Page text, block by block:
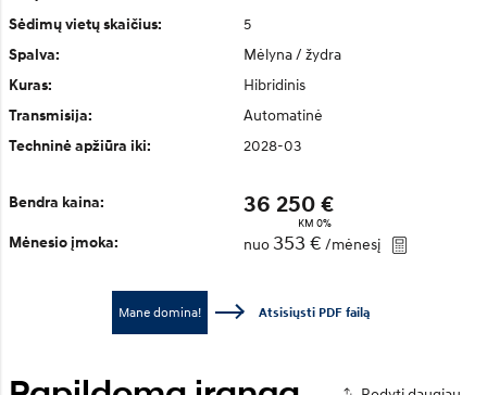
Sėdimų vietų skaičius: 5
Spalva: Mėlyna / žydra
Kuras: Hibridinis
Transmisija: Automatinė
Techninė apžiūra iki: 2028-03
Bendra kaina: 36 250 €
KM 0%
Mėnesio įmoka: nuo 353 € /mėnesį
Mane domina! Atsisiųsti PDF failą